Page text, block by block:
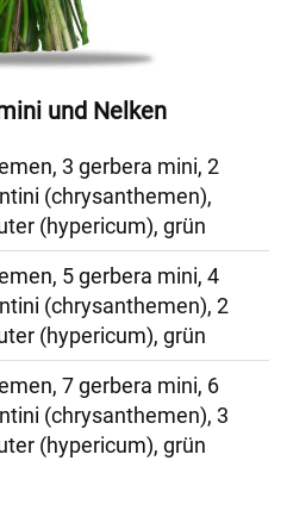
und Nelken
3 gerbera mini, 2
(chrysanthemen),
(hypericum), grün
5 gerbera mini, 4
(chrysanthemen), 2
(hypericum), grün
7 gerbera mini, 6
(chrysanthemen), 3
(hypericum), grün